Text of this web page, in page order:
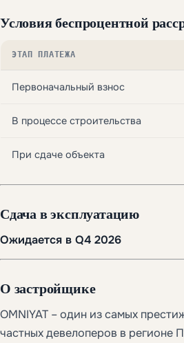
Условия беспроцентной
ЭТАП ПЛАТЕЖА
Первоначальный взнос
В процессе строительства
При сдаче объекта
Сдача в эксплуатацию
Ожидается в Q4 2026
О застройщике
OMNIYAT – один из самых
частных девелоперов в регионе